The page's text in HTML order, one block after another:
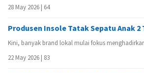
28 May 2026 | 64
Produsen Insole Tatak Sepatu Anak 2
Kini, banyak brand lokal mulai fokus
22 May 2026 | 83